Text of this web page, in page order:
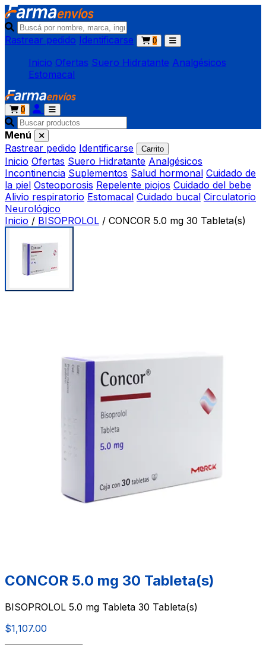
Rastrear pedido Identificarse 0
Inicio Ofertas Suero Hidratante Analgésicos
Estomacal
0
Menú
Rastrear pedido Identificarse Carrito
Inicio Ofertas Suero Hidratante Analgésicos
Incontinencia Suplementos Salud hormonal Cuidado de
la piel Osteoporosis Repelente piojos Cuidado del bebe
Alivio respiratorio Estomacal Cuidado bucal Circulatorio
Neurológico
Inicio / BISOPROLOL / CONCOR 5.0 mg 30 Tableta(s)
CONCOR 5.0 mg 30 Tableta(s)
BISOPROLOL 5.0 mg Tableta 30 Tableta(s)
$1,107.00